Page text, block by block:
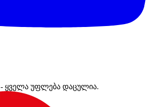
- ყველა უფლება დაცულია.